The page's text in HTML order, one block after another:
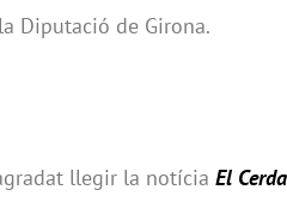
Diputació de Girona.
llegir la notícia El